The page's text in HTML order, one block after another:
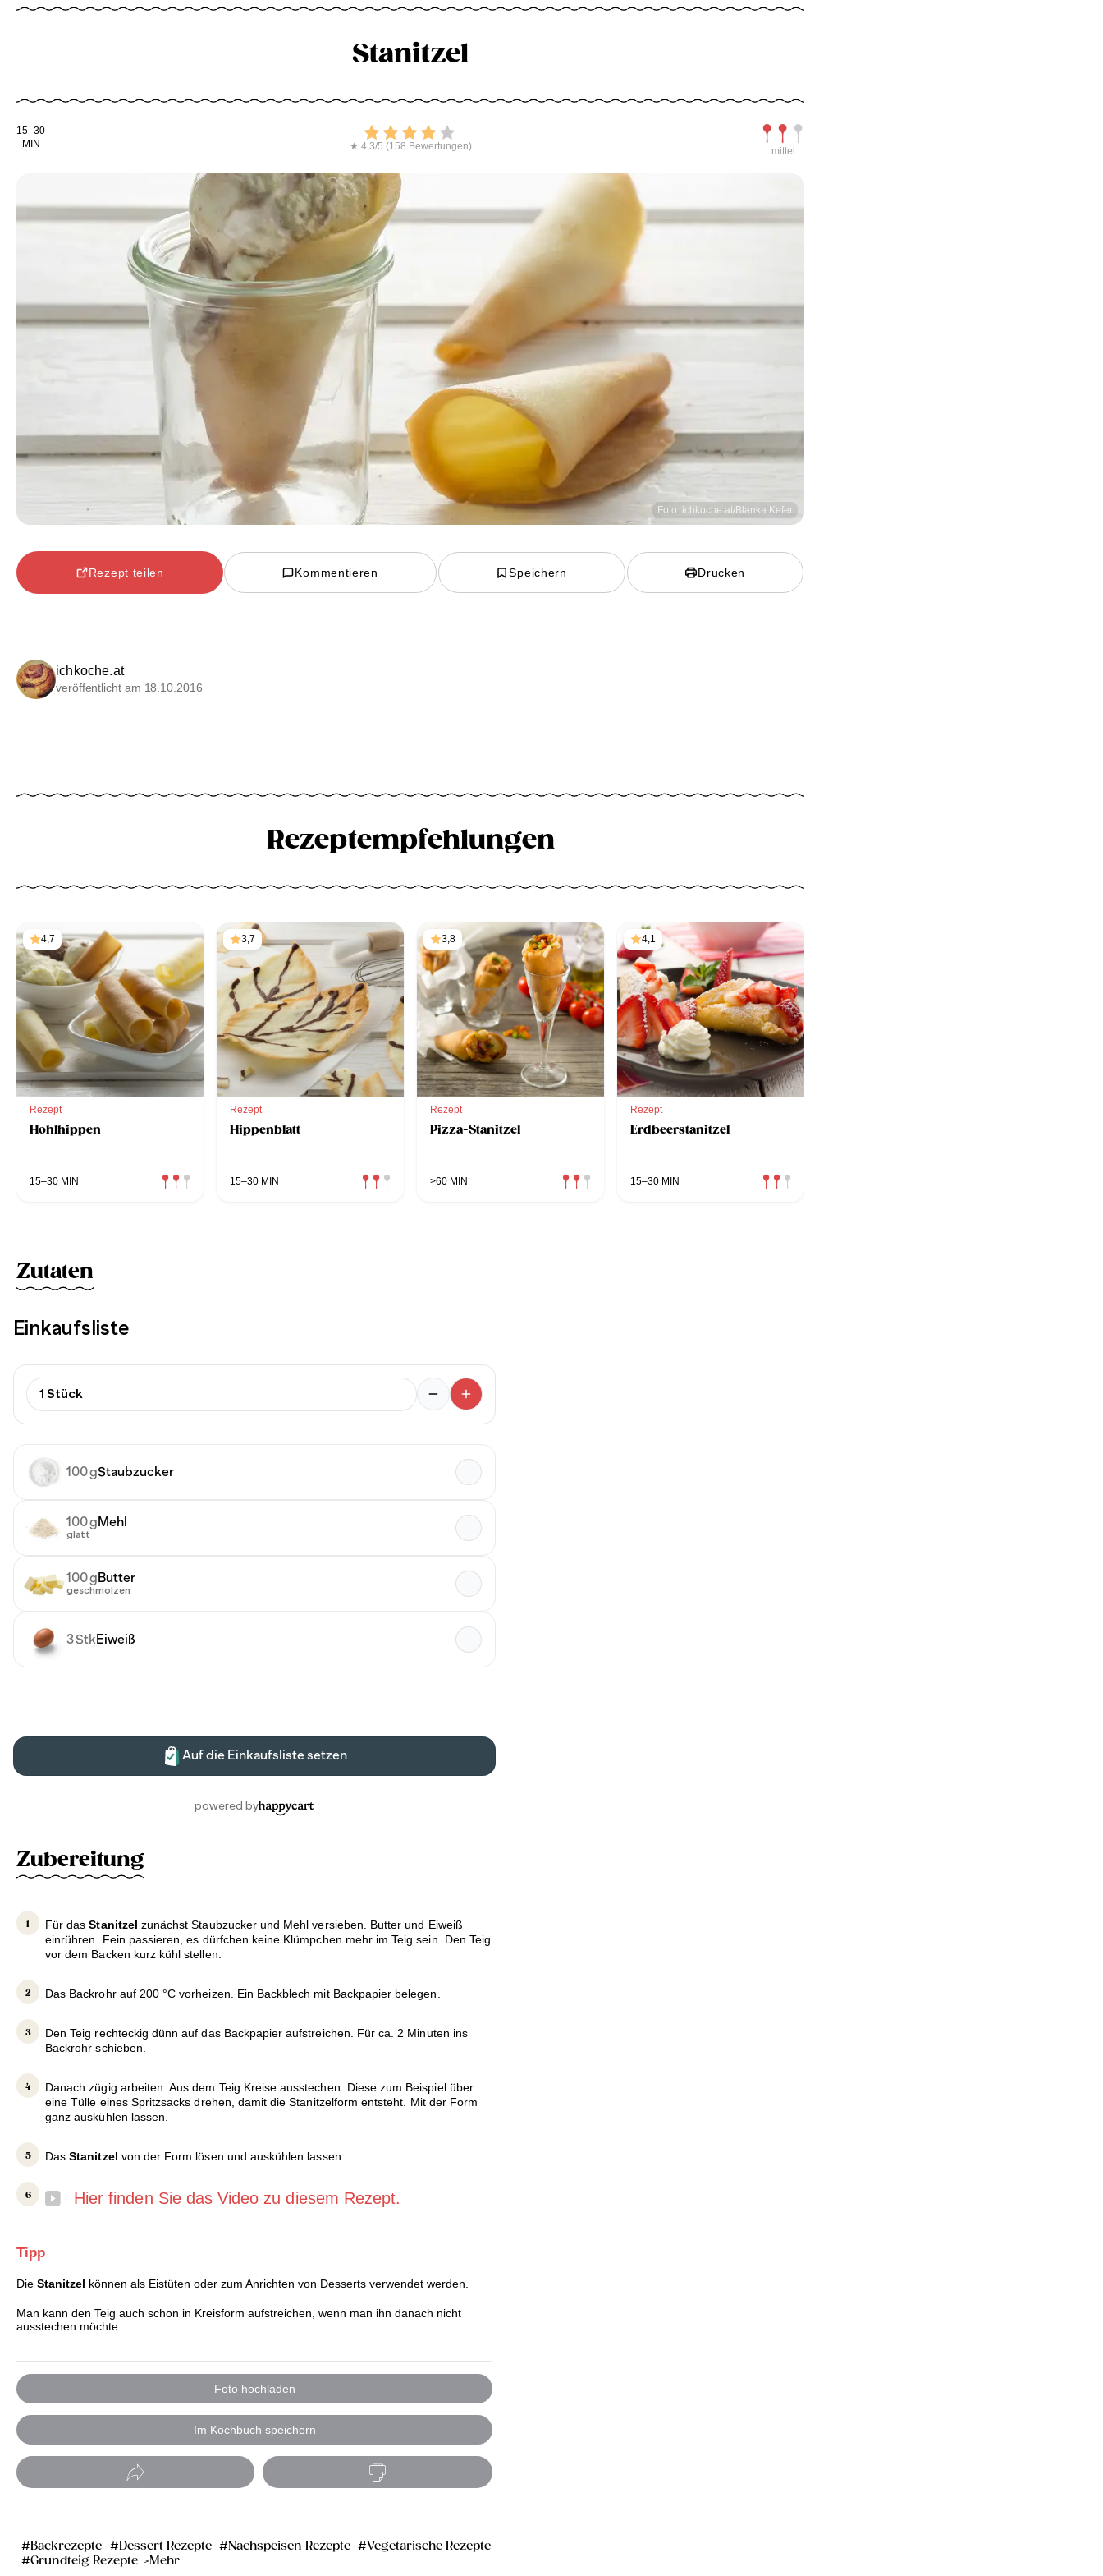
Stanitzel
Kochdauer
15–30
MIN
Bewerten
★ 4,3/5 (158 Bewertungen)
Schwierigkeit
mittel
Foto: ichkoche.at/Blanka Kefer
Rezept teilen Kommentieren Speichern Drucken
ichkoche.at
veröffentlicht am 18.10.2016
Rezeptempfehlungen
4,7
Rezept
Hohlhippen
15–30 MIN
3,7
Rezept
Hippenblatt
15–30 MIN
3,8
Rezept
Pizza-Stanitzel
>60 MIN
4,1
Rezept
Erdbeerstanitzel
15–30 MIN
Zutaten
Zubereitung
Für dasStanitzel zunächst Staubzucker und Mehl versieben. Butter und Eiweiß
einrühren. Fein passieren, es dürfchen keine Klümpchen mehr im Teig sein. Den Teig
vor dem Backen kurz kühl stellen.
Das Backrohr auf 200 °C vorheizen. Ein Backblech mit Backpapier belegen.
Den Teig rechteckig dünn auf das Backpapier aufstreichen. Für ca. 2 Minuten ins
Backrohr schieben.
Danach zügig arbeiten. Aus dem Teig Kreise ausstechen. Diese zum Beispiel über
eine Tülle eines Spritzsacks drehen, damit die Stanitzelform entsteht. Mit der Form
ganz auskühlen lassen.
DasStanitzel von der Form lösen und auskühlen lassen.
Hier finden Sie das Video zu diesem Rezept.
Tipp
Die Stanitzel können als Eistüten oder zum Anrichten von Desserts verwendet werden.
Man kann den Teig auch schon in Kreisform aufstreichen, wenn man ihn danach nicht
ausstechen möchte.
Foto hochladen
Im Kochbuch speichern
Backrezepte Dessert Rezepte Nachspeisen Rezepte
Vegetarische Rezepte
Grundteig Rezepte
Mehr